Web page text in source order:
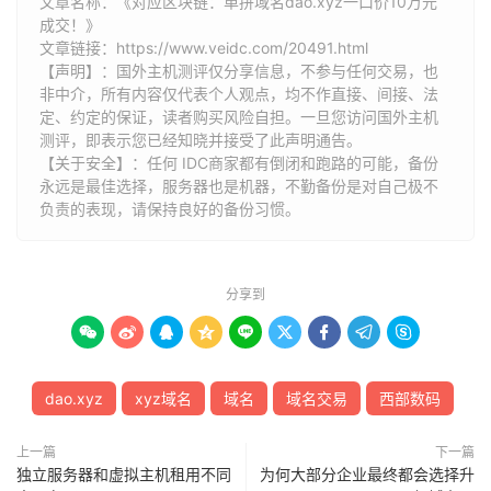
成交！》
文章链接： https://www.veidc.com/20491.html
【声明】：国外主机测评仅分享信息，不参与任何交易，也
非中介，所有内容仅代表个人观点，均不作直接、间接、法
定、约定的保证，读者购买风险自担。一旦您访问国外主机
测评，即表示您已经知晓并接受了此声明通告。
【关于安全】：任何 IDC商家都有倒闭和跑路的可能，备份
永远是最佳选择，服务器也是机器，不勤备份是对自己极不
负责的表现，请保持良好的备份习惯。
分享到
        
dao.xyz xyz域名 域名 域名交易 西部数码
上一篇
独立服务器和虚拟主机租用不同
下一篇
为何大部分企业最终都会选择升